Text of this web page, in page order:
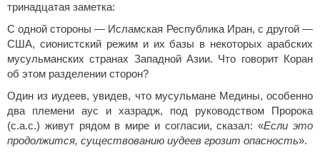
тринадцатая заметка:
С одной стороны — Исламская Республика Иран, с другой —
США, сионистский режим и их базы в некоторых арабских
мусульманских странах Западной Азии. Что говорит Коран
об этом разделении сторон?
Один из иудеев, увидев, что мусульмане Медины, особенно
два племени аус и хазрадж, под руководством Пророка
(с.а.с.) живут рядом в мире и согласии, сказал: «Если это
продолжится, существованию иудеев грозит опасность».